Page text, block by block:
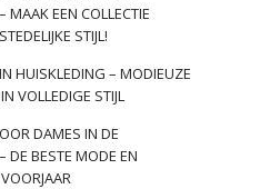
MAAK EEN COLLECTIE
STIJL!
HUISKLEDING – MODIEUZE
VOLLEDIGE STIJL
DAMES IN DE
DE BESTE MODE EN